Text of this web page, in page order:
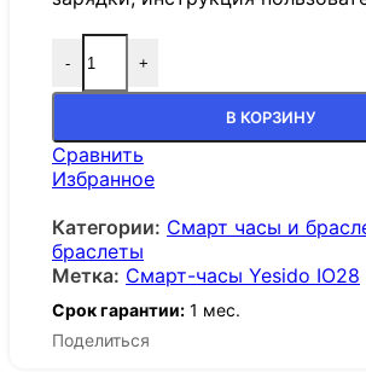
- +
В КОРЗИНУ
Сравнить
Избранное
Категории: Смарт часы и
браслеты
Метка: Смарт-часы Yesido IO28
Срок гарантии: 1 мес.
Поделиться